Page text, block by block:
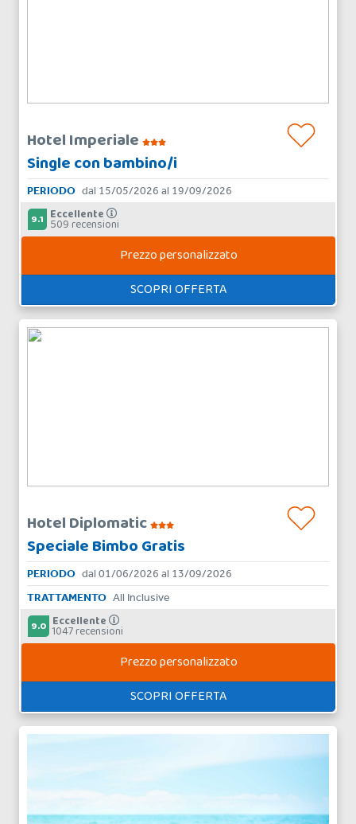
Hotel Imperiale
Single con bambino/i
PERIODO dal 15/05/2026 al 19/09/2026
9.1 Eccellente
509 recensioni
Prezzo personalizzato
SCOPRI OFFERTA
Hotel Diplomatic
Speciale Bimbo Gratis
PERIODO dal 01/06/2026 al 13/09/2026
TRATTAMENTO All Inclusive
9.0 Eccellente
1047 recensioni
Prezzo personalizzato
SCOPRI OFFERTA